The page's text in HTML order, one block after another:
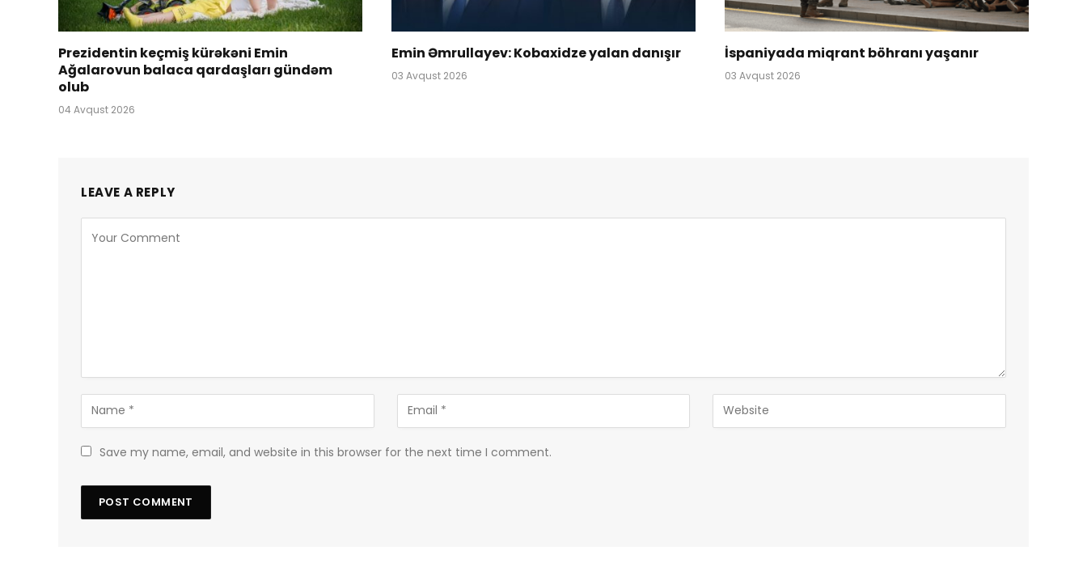
Prezidentin keçmiş kürəkəni Emin
Ağalarovun balaca qardaşları gündəm
olub
04 Avqust 2026
Emin Əmrullayev: Kobaxidze yalan danışır
03 Avqust 2026
İspaniyada miqrant böhranı yaşanır
03 Avqust 2026
LEAVE A REPLY
Save my name, email, and website in this browser for the next time I comment.